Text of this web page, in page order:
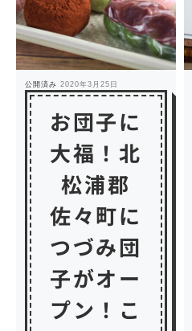
公開済み 2020年3月25日
お団子に
大福！北
松浦郡
佐々町に
つづみ団
子がオー
プン！こ